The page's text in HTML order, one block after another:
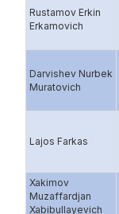
Rustamov Erkin
Erkamovich
Darvishev Nurbek
Muratovich
Lajos Farkas
Xakimov
Muzaffardjan
Xabibullayevich